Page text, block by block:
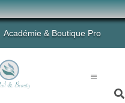
Académie & Boutique Pro